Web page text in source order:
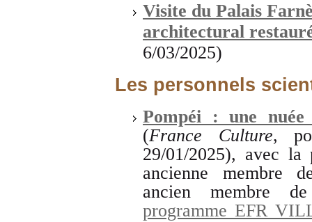
Visite du Palais
architectural
6/03/2025)
Les personnels
Pompéi : une nuée
(France Culture,
29/01/2025), avec la
ancienne membre
ancien membre
programme EFR